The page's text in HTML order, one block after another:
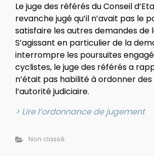
Le juge des référés du Conseil
revanche jugé qu’il n’avait pas le
satisfaire les autres demandes de
S’agissant en particulier de la
interrompre les poursuites
cyclistes, le juge des référés a
n’était pas habilité à ordonner
l’autorité judiciaire.
> Lire l’ordonnance de jugement
Non classé